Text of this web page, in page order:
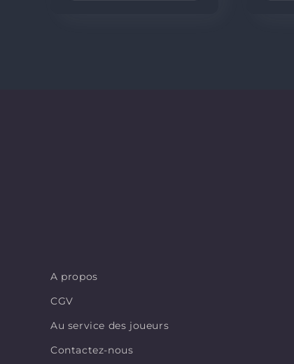
A propos
CGV
Au service des joueurs
Contactez-nous